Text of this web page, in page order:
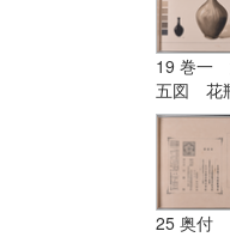
19 巻一
五図 花
暗及び陰
（毛筆
25 奥付